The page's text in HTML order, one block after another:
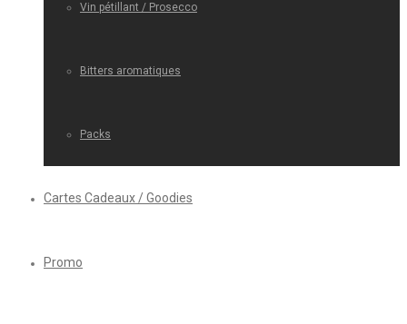
Vin pétillant / Prosecco
Bitters aromatiques
Packs
Cartes Cadeaux / Goodies
Promo